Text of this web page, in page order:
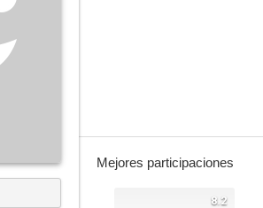
Mejores participaciones
8.2